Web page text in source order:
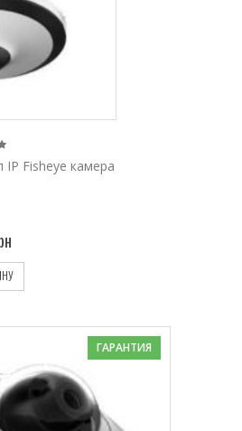
IP Fisheye камера
ГАРАНТИЯ